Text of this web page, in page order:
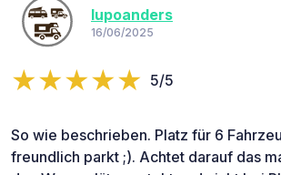
lupoanders
16/06/2025
5/5
So wie beschrieben. Platz für 6
freundlich parkt ;). Achtet darauf das